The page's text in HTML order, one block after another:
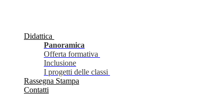
Didattica
Panoramica
Offerta formativa
Inclusione
I progetti delle classi
Rassegna Stampa
Contatti